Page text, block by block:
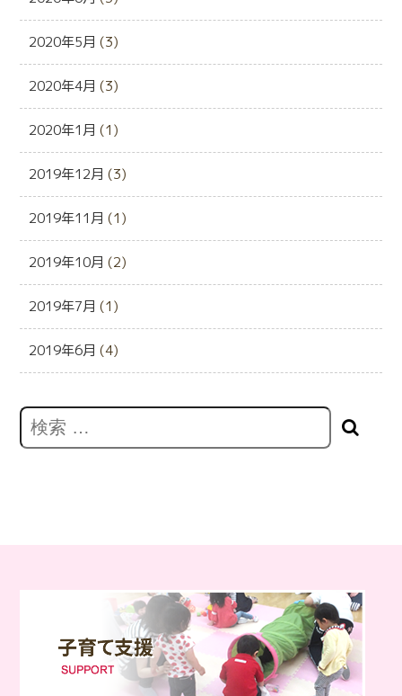
2020年5月 (3)
2020年4月 (3)
2020年1月 (1)
2019年12月 (3)
2019年11月 (1)
2019年10月 (2)
2019年7月 (1)
2019年6月 (4)